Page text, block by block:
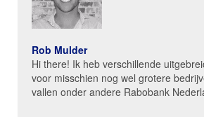
Rob Mulder
Hi there! Ik heb verschillende
voor misschien nog wel grotere
vallen onder andere Rabobank